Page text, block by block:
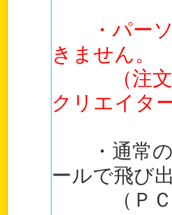
・パーソ
きません。
（注文時
クリエイタ
・通常の
ールで飛び
（ＰＣ本